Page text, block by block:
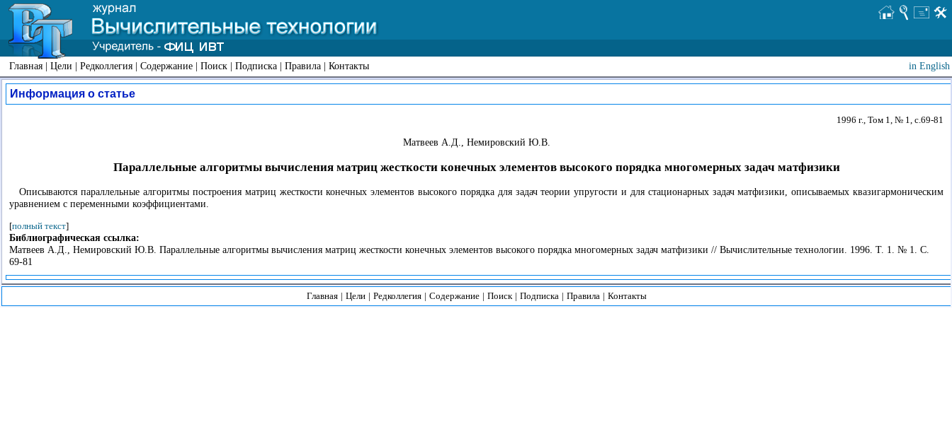
Главная | Цели | Редколлегия | Содержание | Поиск | Подписка | Правила | Контакты in English
Информация о статье
1996 г., Том 1, № 1, с.69-81
Матвеев А.Д., Немировский Ю.В.
Параллельные алгоритмы вычисления матриц жесткости конечных элементов высокого порядка многомерных задач матфизики
Описываются параллельные алгоритмы построения матриц жесткости конечных элементов высокого порядка для задач теории упругости и для стационарных задач матфизики, описываемых квазигармоническим
уравнением с переменными коэффициентами.
[полный текст]
Библиографическая ссылка:
Матвеев А.Д., Немировский Ю.В. Параллельные алгоритмы вычисления матриц жесткости конечных элементов высокого порядка многомерных задач матфизики // Вычислительные технологии. 1996. Т. 1. № 1. С.
69-81
Главная | Цели | Редколлегия | Содержание | Поиск | Подписка | Правила | Контакты